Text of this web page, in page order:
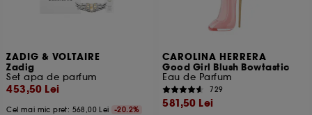
ZADIG & VOLTAIRE
Zadig
Set apa de parfum
453,50 Lei
Cel mai mic pret: 568,00 Lei -20.2%
CAROLINA HERRERA
Good Girl Blush Bowtastic
Eau de Parfum
729
581,50 Lei